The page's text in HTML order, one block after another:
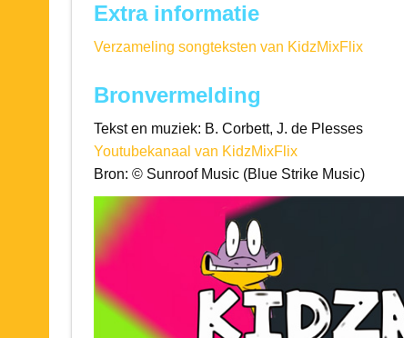
Extra informatie
Verzameling songteksten van KidzMixFlix
Bronvermelding
Tekst en muziek: B. Corbett, J. de Plesses
Youtubekanaal van KidzMixFlix
Bron: © Sunroof Music (Blue Strike Music)